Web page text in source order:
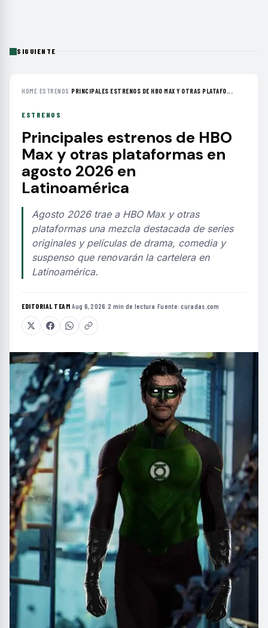
SIGUIENTE
HOME›ESTRENOS ›PRINCIPALES ESTRENOS DE HBO MAX Y OTRAS PLATAFO...
ESTRENOS
Principales estrenos de HBO
Max y otras plataformas en
agosto 2026 en
Latinoamérica
Agosto 2026 trae a HBO Max y otras
plataformas una mezcla destacada de series
originales y películas de drama, comedia y
suspenso que renovarán la cartelera en
Latinoamérica.
EDITORIAL TEAM·Aug 6, 2026 ·2 min de lectura ·Fuente:curadas.com